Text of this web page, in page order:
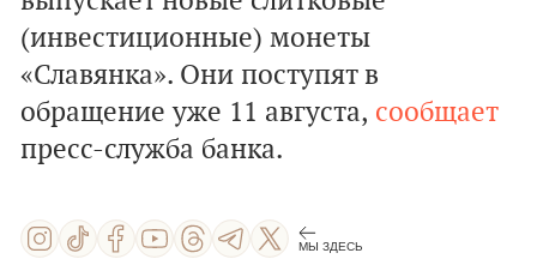
(инвестиционные) монеты
«Славянка». Они поступят в
обращение уже 11 августа, сообщает
пресс-служба банка.
МЫ ЗДЕСЬ